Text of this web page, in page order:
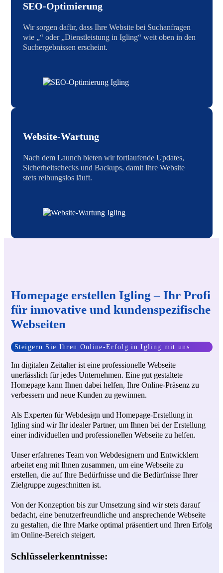
SEO-Optimierung
Wir sorgen dafür, dass Ihre Website bei Suchanfragen
wie „“ oder „Dienstleistung in Igling“ weit oben in den
Suchergebnissen erscheint.
Website-Wartung
Nach dem Launch bieten wir fortlaufende Updates,
Sicherheitschecks und Backups, damit Ihre Website
stets reibungslos läuft.
Homepage erstellen Igling – Ihr Profi
für innovative und kundenspezifische
Webseiten
Steigern Sie Ihren Online-Erfolg in Igling mit uns
Im digitalen Zeitalter ist eine professionelle Webseite
unerlässlich für jedes Unternehmen. Eine gut gestaltete
Homepage kann Ihnen dabei helfen, Ihre Online-Präsenz zu
verbessern und neue Kunden zu gewinnen.
Als Experten für Webdesign und Homepage-Erstellung in
Igling sind wir Ihr idealer Partner, um Ihnen bei der Erstellung
einer individuellen und professionellen Webseite zu helfen.
Unser erfahrenes Team von Webdesignern und Entwicklern
arbeitet eng mit Ihnen zusammen, um eine Webseite zu
erstellen, die auf Ihre Bedürfnisse und die Bedürfnisse Ihrer
Zielgruppe zugeschnitten ist.
Von der Konzeption bis zur Umsetzung sind wir stets darauf
bedacht, eine benutzerfreundliche und ansprechende Webseite
zu gestalten, die Ihre Marke optimal präsentiert und Ihren Erfolg
im Online-Bereich steigert.
Schlüsselerkenntnisse: